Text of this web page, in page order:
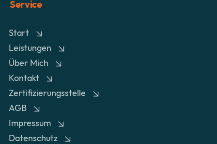
Service
Start
Leistungen
Über Mich
Kontakt
Zertifizierungsstelle
AGB
Impressum
Datenschutz